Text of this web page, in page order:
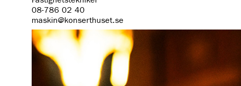
08-786 02 40
maskin@konserthuset.se